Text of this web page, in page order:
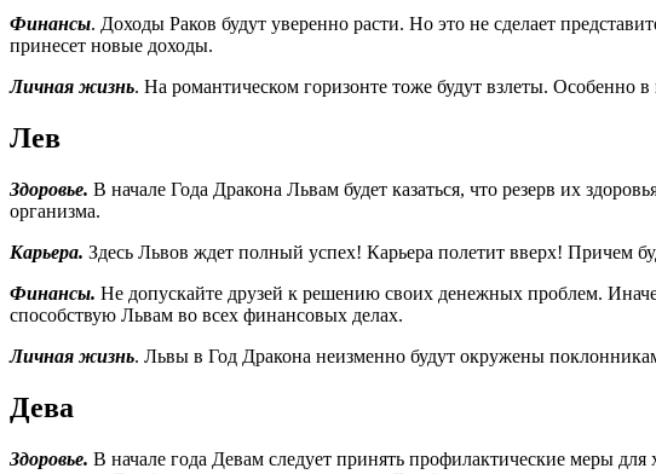
Финансы. Доходы Раков будут уверенно расти. Но это не сделает
принесет новые доходы.
Личная жизнь. На романтическом горизонте тоже будут взлеты. Особенно
Лев
Здоровье. В начале Года Дракона Львам будет казаться, что резерв их
организма.
Карьера. Здесь Львов ждет полный успех! Карьера полетит вверх! Причем
Финансы. Не допускайте друзей к решению своих денежных проблем. Иначе
способствую Львам во всех финансовых делах.
Личная жизнь. Львы в Год Дракона неизменно будут окружены
Дева
Здоровье. В начале года Девам следует принять профилактические меры